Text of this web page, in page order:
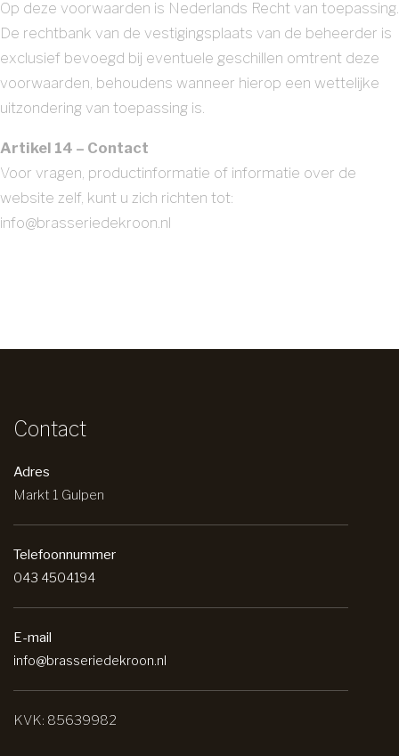
Op deze voorwaarden is Nederlands Recht van toepassing.
De rechtbank van de vestigingsplaats van de beheerder is
exclusief bevoegd bij eventuele geschillen omtrent deze
voorwaarden, behoudens wanneer hierop een wettelijke
uitzondering van toepassing is.
Artikel 14 – Contact
Voor vragen, productinformatie of informatie over de
website zelf, kunt u zich richten tot:
info@brasseriedekroon.nl
Contact
Adres
Markt 1 Gulpen
Telefoonnummer
043 4504194
E-mail
info@brasseriedekroon.nl
KVK: 85639982